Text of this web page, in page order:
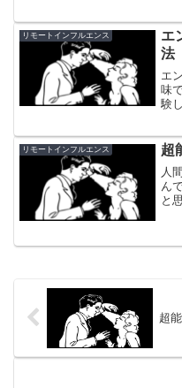
リモートインフルエンス
エ
法
エ
味
験
で
ネ
リモートインフルエンス 超
人
ん
と
超